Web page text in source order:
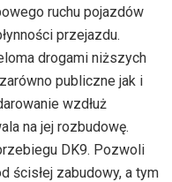
ruchu pojazdów
przejazdu.
drogami niższych
publiczne jak i
wzdłuż
na jej rozbudowę.
DK9. Pozwoli
ścisłej zabudowy, a tym